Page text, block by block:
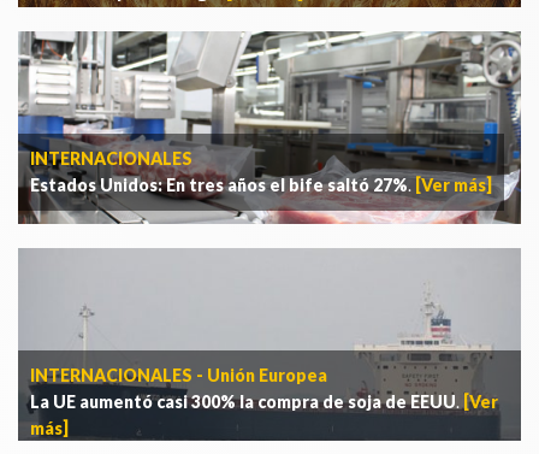
INTERNACIONALES
Estados Unidos: En tres años el bife saltó 27%. [Ver más]
INTERNACIONALES - Unión Europea
La UE aumentó casi 300% la compra de soja de EEUU. [Ver
más]